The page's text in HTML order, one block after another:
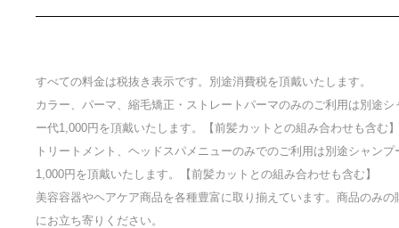
すべての料金は税抜き表示です。別途消費税を頂戴いたします。
カラー、パーマ、縮毛矯正・ストレートパーマのみのご利用は別途シ
ー代1,000円を頂戴いたします。【前髪カットとの組み合わせも含む】
トリートメント、ヘッドスパメニューのみでのご利用は別途シャンプ
1,000円を頂戴いたします。【前髪カットとの組み合わせも含む】
美容容器やヘアケア商品を各種豊富に取り揃えています。商品のみの
にお立ち寄りください。